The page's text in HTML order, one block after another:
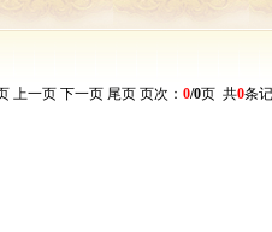
日起征稿
上一页 下一页 尾页 页次： 0/0页 共0条